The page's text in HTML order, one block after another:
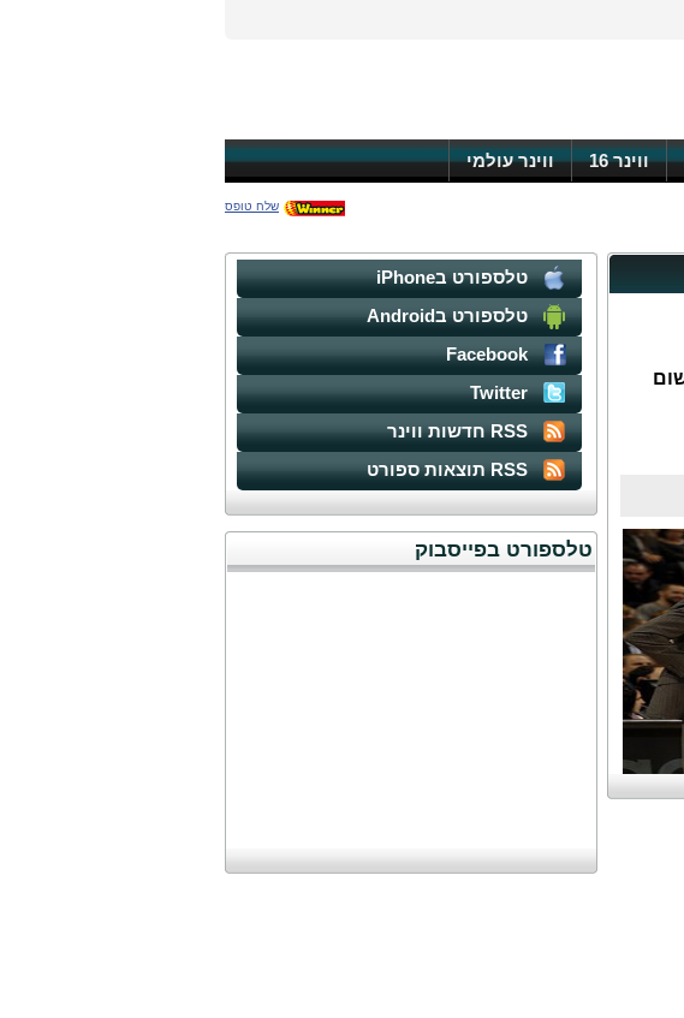
ווינר 16 ווינר עולמי
שלח טופס
טלספורט בiPhone
טלספורט בAndroid
Facebook
Twitter
RSS חדשות ווינר
RSS תוצאות ספורט
טלספורט בפייסבוק